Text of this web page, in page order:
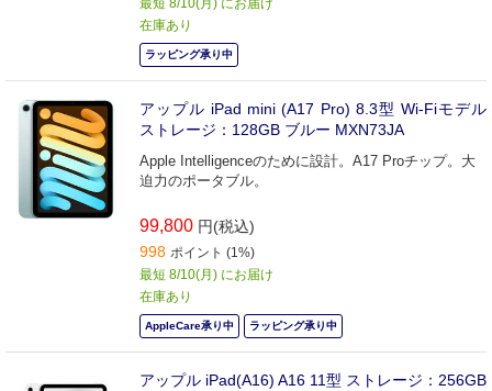
最短 8/10(月) にお届け
在庫あり
ラッピング承り中
アップル iPad mini (A17 Pro) 8.3型 Wi-Fiモデル
ストレージ：128GB ブルー MXN73JA
Apple Intelligenceのために設計。A17 Proチップ。大
迫力のポータブル。
99,800 円(税込)
998 ポイント (1%)
最短 8/10(月) にお届け
在庫あり
AppleCare承り中 ラッピング承り中
アップル iPad(A16) A16 11型 ストレージ：256GB